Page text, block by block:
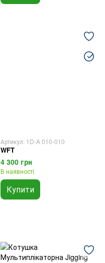
Артикул: 1D-A 010-010
WFT
4 300 грн
В наявності
Купити